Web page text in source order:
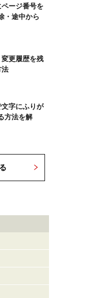
ージ番号を
・途中から
更履歴を残
法
字にふりが
方法を解